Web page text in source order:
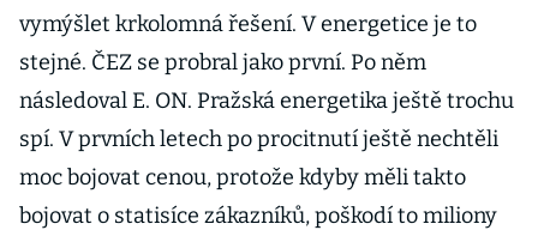
vymýšlet krkolomná řešení. V energetice je to
stejné. ČEZ se probral jako první. Po něm
následoval E. ON. Pražská energetika ještě trochu
spí. V prvních letech po procitnutí ještě nechtěli
moc bojovat cenou, protože kdyby měli takto
bojovat o statisíce zákazníků, poškodí to miliony